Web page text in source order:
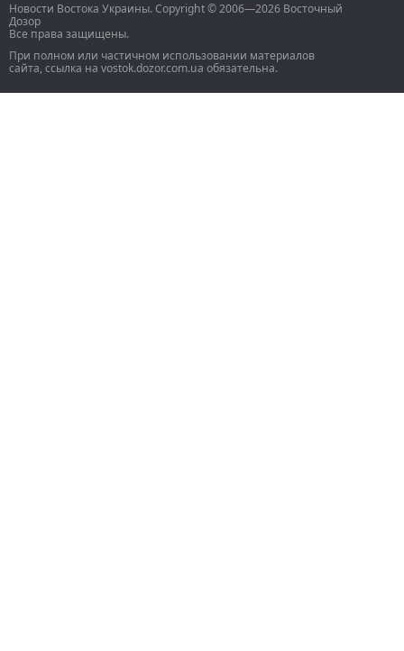
Новости Востока Украины. Copyright © 2006—2026 Восточный
Дозор
Все права защищены.
При полном или частичном использовании материалов
сайта, ссылка на vostok.dozor.com.ua обязательна.